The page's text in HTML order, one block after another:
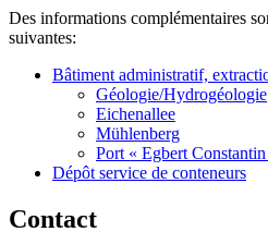
Des informations complémentaires
suivantes:
Bâtiment administratif,
Géologie/Hydrogéologie
Eichenallee
Mühlenberg
Port « Egbert Constantin
Dépôt service de conteneurs
Contact